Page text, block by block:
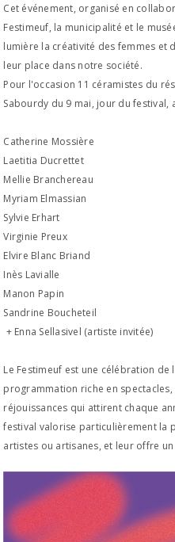
Cet événement, organisé en
Festimeuf, la municipalité et le
lumière la créativité des femmes et
leur place dans notre société.
Pour l'occasion 11 céramistes du
Sabourdy du 9 mai, jour du festival,
Catherine Mossière
Laetitia Ducrettet
Mellie Branchereau
Myriam Elmassian
Sylvie Erhart
Virginie Preux
Elvire Blanc Briand
Inès Lavialle
Manon Papin
Sandrine Boucheteil
+ Enna Sellasivel (artiste invitée)
Le Festimeuf est une célébration
programmation riche en
réjouissances qui attirent chaque
festival valorise particulièrement la
artistes ou artisanes, et leur offre